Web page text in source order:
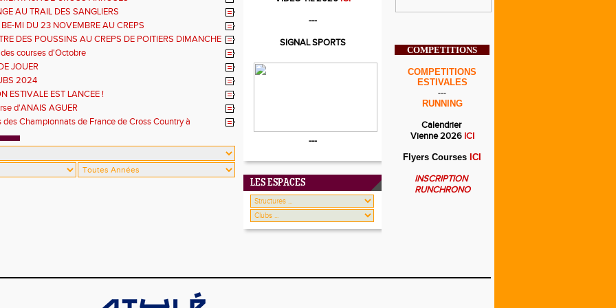
AU TRAIL DES SANGLIERS
BE-MI DU 23 NOVEMBRE AU CREPS
DES POUSSINS AU CREPS DE POITIERS DIMANCHE
courses d'Octobre
JOUER
2024
ESTIVALE EST LANCEE !
d'ANAIS AGUER
des Championnats de France de Cross Country à
---
SIGNAL SPORTS
---
LES ESPACES
COMPETITIONS
COMPETITIONS
ESTIVALES
---
RUNNING
Calendrier
Vienne 2026ICI
Flyers Courses ICI
INSCRIPTION
RUNCHRONO